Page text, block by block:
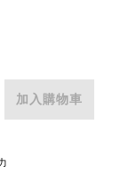
加入購物車